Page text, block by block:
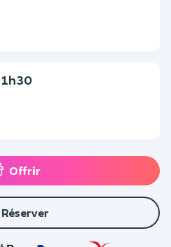
Offrir
Réserver